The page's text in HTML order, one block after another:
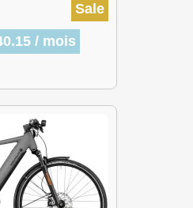
Sale
/ mois